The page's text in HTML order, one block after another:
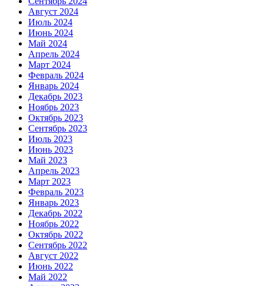
Август 2024
Июль 2024
Июнь 2024
Май 2024
Апрель 2024
Март 2024
Февраль 2024
Январь 2024
Декабрь 2023
Ноябрь 2023
Октябрь 2023
Сентябрь 2023
Июль 2023
Июнь 2023
Май 2023
Апрель 2023
Март 2023
Февраль 2023
Январь 2023
Декабрь 2022
Ноябрь 2022
Октябрь 2022
Сентябрь 2022
Август 2022
Июнь 2022
Май 2022